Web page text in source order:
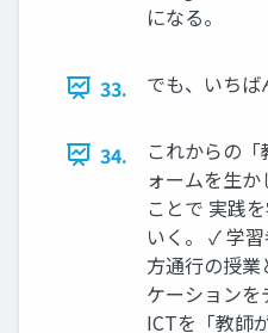
になる。
33. でも、いち
34.
これからの
ォームを生
ことで 実践
いく。 ✓ 学
方通行の授業
ケーションを
ICTを「教師